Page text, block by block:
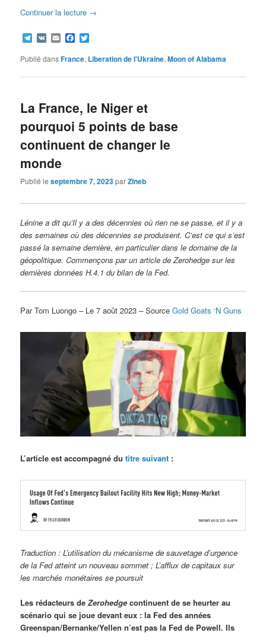
Continuer la lecture →
Telegram
VK EmailFacebook
Publié dansFrance, Liberation de l'Ukraine,Moon of Alabama
La France, le Niger et
pourquoi 5 points de base
continuent de changer le
monde
Publié leseptembre 7, 2023parZineb
Lénine a dit qu’Il y a des décennies où rien ne se passe, et il y a
des semaines où des décennies se produisent. C’est ce qui s’est
passé la semaine dernière, en particulier dans le domaine de la
géopolitique. Commençons par un article de Zerohedge sur les
dernières données H.4.1 du bilan de la Fed.
Par Tom Luongo – Le 7 août 2023 – SourceGold Goats ‘N Guns
L’article est accompagné du titre suivant :
Traduction : L’utilisation du mécanisme de sauvetage d’urgence
de la Fed atteint un nouveau sommet ; L’afflux de capitaux sur
les marchés monétaires se poursuit
Les rédacteurs de Zerohedge continuent de se heurter au
scénario qui se joue devant eux : la Fed des années
Greenspan/Bernanke/Yellen n’est pas la Fed de Powell. Ils